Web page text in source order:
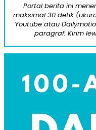
Portal berita ini
maksimal 30 detik
Youtube atau
paragraf. Kirim